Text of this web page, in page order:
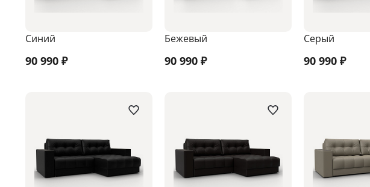
Синий
90 990 ₽
Бежевый
90 990₽
Серый
90 990₽